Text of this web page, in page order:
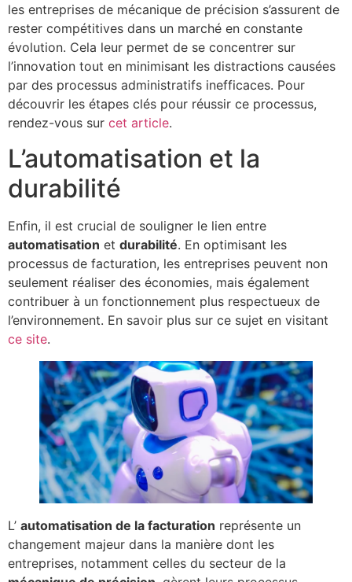
les entreprises de mécanique de précision s’assurent de
rester compétitives dans un marché en constante
évolution. Cela leur permet de se concentrer sur
l’innovation tout en minimisant les distractions causées
par des processus administratifs inefficaces. Pour
découvrir les étapes clés pour réussir ce processus,
rendez-vous sur cet article.
L’automatisation et la
durabilité
Enfin, il est crucial de souligner le lien entre
automatisation et durabilité. En optimisant les
processus de facturation, les entreprises peuvent non
seulement réaliser des économies, mais également
contribuer à un fonctionnement plus respectueux de
l’environnement. En savoir plus sur ce sujet en visitant
ce site.
L’ automatisation de la facturation représente un
changement majeur dans la manière dont les
entreprises, notamment celles du secteur de la